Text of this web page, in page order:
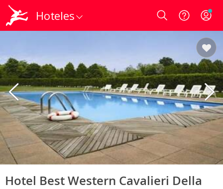
Hoteles Login
Hotel Best Western Cavalieri Della